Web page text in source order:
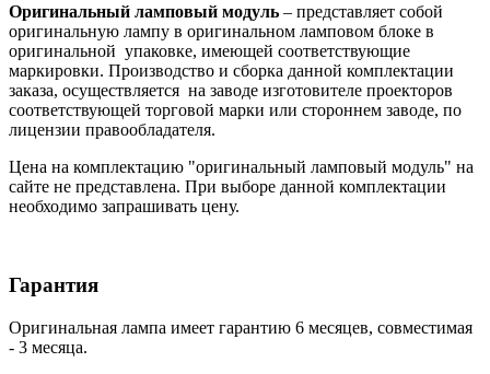
Оригинальный ламповый модуль – представляет собой
оригинальную лампу в оригинальном ламповом блоке в
оригинальной упаковке, имеющей соответствующие
маркировки. Производство и сборка данной комплектации
заказа, осуществляется на заводе изготовителе проекторов
соответствующей торговой марки или стороннем заводе, по
лицензии правообладателя.
Цена на комплектацию "оригинальный ламповый модуль" на
сайте не представлена. При выборе данной комплектации
необходимо запрашивать цену.
Гарантия
Оригинальная лампа имеет гарантию 6 месяцев, совместимая
- 3 месяца.